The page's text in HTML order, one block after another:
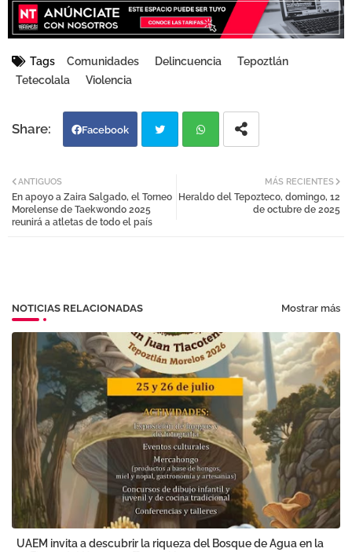
Tags Comunidades Delincuencia
Tepoztlán
Tetecolala
Violencia
Facebook
tter atsa
MÁS RECIENTES
Heraldo del Tepozteco, domingo, 12
de octubre de 2025
ANTIGUOS
En apoyo a Zaira Salgado, el Torneo
Morelense de Taekwondo 2025
reunirá a atletas de todo el país
NOTICIAS RELACIONADAS Mostrar más
UAEM invita a descubrir la riqueza del Bosque de Agua en la